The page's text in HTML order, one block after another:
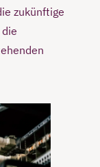
zukünftige